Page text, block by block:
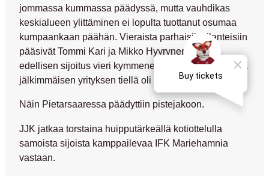
jommassa kummassa päädyssä, mutta vauhdikas
keskialueen ylittäminen ei lopulta tuottanut osumaa
kumpaankaan päähän. Vieraista parhaisiin tilanteisiin
pääsivätTommi Kari ja Mikko Hyyrynen
, joista
edellisen sijoitus vieri kymmenen senttiä ohi maalin ja
jälkimmäisen yrityksen tiellä oli Östin jalka.
Näin Pietarsaaressa päädyttiin pistejakoon.
JJK jatkaa torstaina huipputärkeällä kotiottelulla
samoista sijoista kamppailevaa IFK Mariehamnia
vastaan.